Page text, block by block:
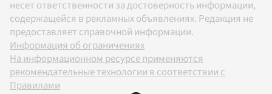
несет ответственности за достоверность информации,
содержащейся в рекламных объявлениях. Редакция не
предоставляет справочной информации.
Информация об ограничениях
На информационном ресурсе применяются
рекомендательные технологии в соответствии с
Правилами